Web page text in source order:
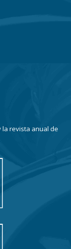
la revista anual de